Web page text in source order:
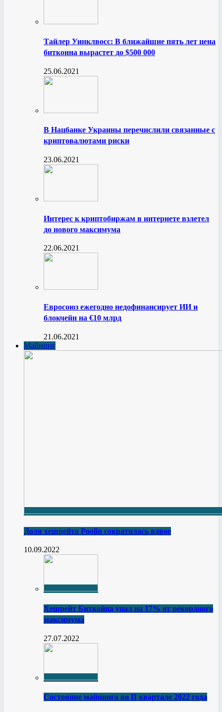
Тайлер Уинклвосс: В ближайшие пять лет цена
биткоина вырастет до $500 000
25.06.2021
В Нацбанке Украины перечислили связанные с
криптовалютами риски
23.06.2021
Интерес к криптобиржам в интернете взлетел
до нового максимума
22.06.2021
Евросоюз ежегодно недофинансирует ИИ и
блокчейн на €10 млрд
21.06.2021
Майнинг
Доля хешрейта Poolin сократилась вдвое
10.09.2022
Хешрейт Биткойна упал на 17% от рекордного
максимума
27.07.2022
Состояние майнинга во II квартале 2022 года